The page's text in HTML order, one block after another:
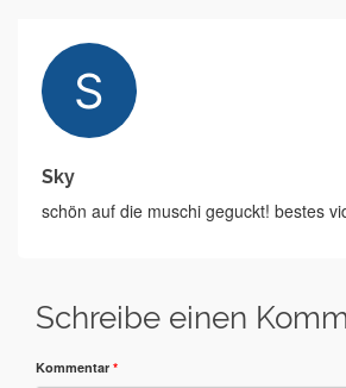
Sky
schön auf die muschi geguckt! bestes
Schreibe einen
Kommentar *